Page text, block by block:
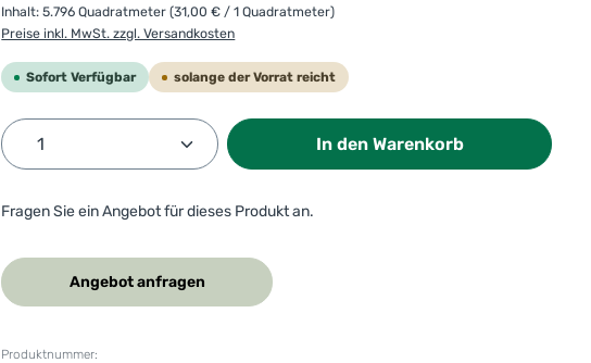
Inhalt:5.796 Quadratmeter(31,00 € / 1 Quadratmeter)
Preise inkl. MwSt. zzgl. Versandkosten
Sofort Verfügbar solange der Vorrat reicht
Produkt Anzahl: Gib den gewünschten Wert ein
In den Warenkorb
Fragen Sie ein Angebot für dieses Produkt an.
Angebot anfragen
Produktnummer: